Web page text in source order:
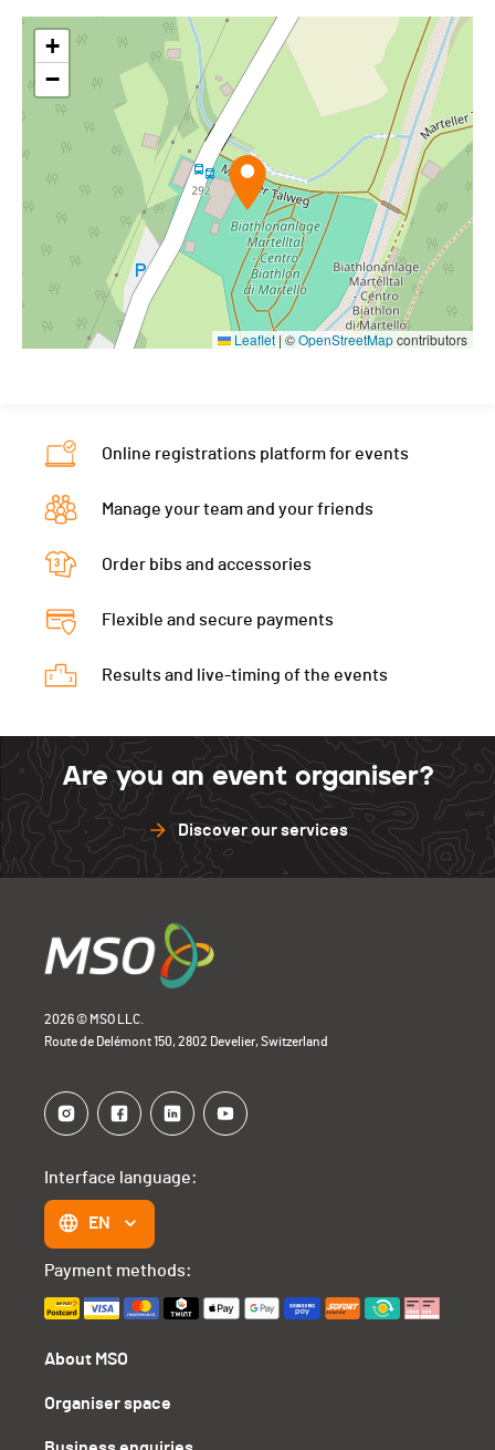
+
−
Leaflet |©OpenStreetMapcontributors
Online registrations platform for events
Manage your team and your friends
Order bibs and accessories
Flexible and secure payments
Results and live-timing of the events
Are you an event organiser?
Discover our services
2026 © MSO LLC.
Route de Delémont 150, 2802 Develier, Switzerland
About MSO
Organiser space
Interface language:
EN
Payment methods: